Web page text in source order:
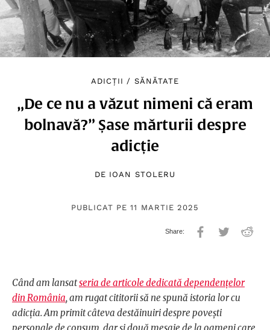
ADICȚII / SĂNĂTATE
„De ce nu a văzut nimeni că eram
bolnavă?” Șase mărturii despre
adicție
DE IOAN STOLERU
PUBLICAT PE 11 MARTIE 2025
Când am lansatseria de articole dedicată dependențelor
din România, am rugat cititorii să ne spună istoria lor cu
adicția. Am primit câteva destăinuiri despre povești